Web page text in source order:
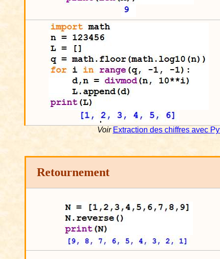
Voir Extraction des chiffres avec
Retournement